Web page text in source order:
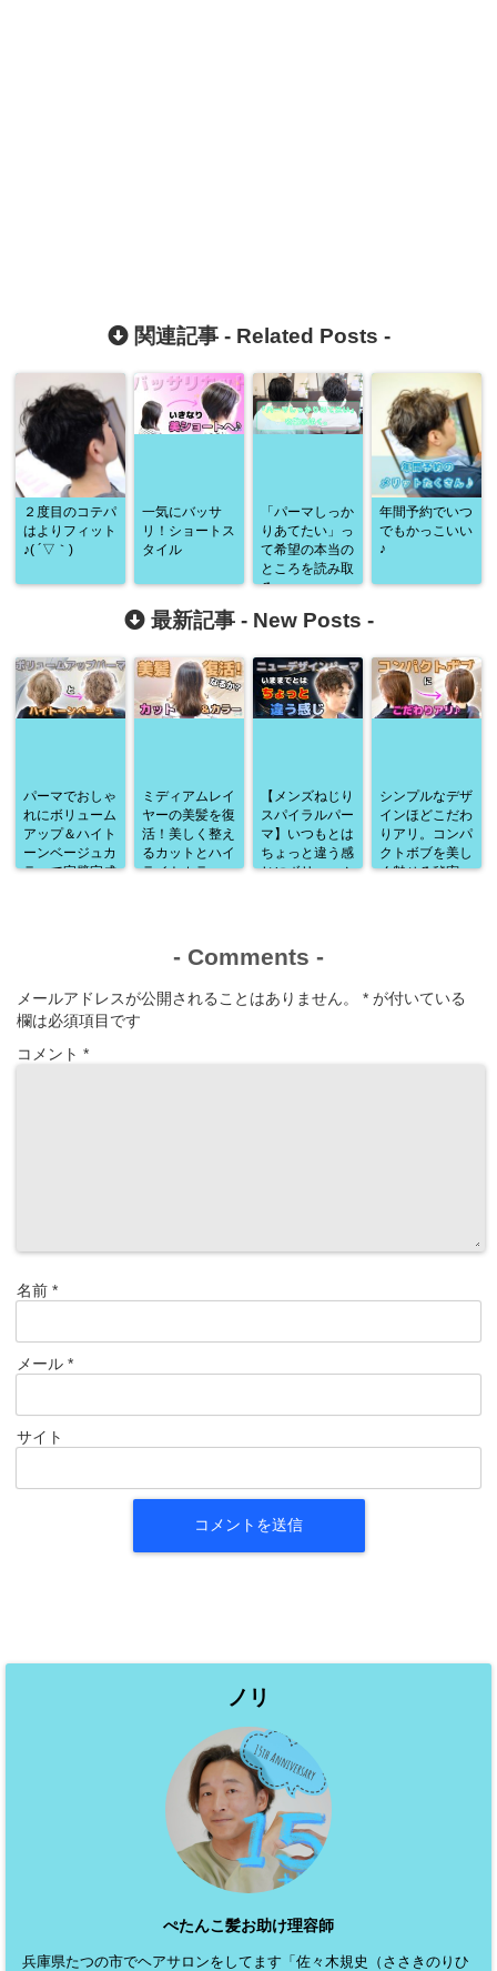
関連記事 - Related Posts -
２度目のコテパ
はよりフィット
♪( ´▽｀)
一気にバッサ
リ！ショートス
タイル
「パーマしっか
りあてたい」っ
て希望の本当の
ところを読み取
る。
年間予約でいつ
でもかっこいい
♪
最新記事 - New Posts -
パーマでおしゃ
れにボリューム
アップ＆ハイト
ーンベージュカ
ラーで完璧完成
ミディアムレイ
ヤーの美髪を復
活！美しく整え
るカットとハイ
ライトカラー
【メンズねじり
スパイラルパー
マ】いつもとは
ちょっと違う感
じにボリューム
シンプルなデザ
インほどこだわ
りアリ。コンパ
クトボブを美し
く魅せる秘密
- Comments -
メールアドレスが公開されることはありません。 * が付いている
欄は必須項目です
コメント *
名前 *
メール *
サイト
ノリ
ぺたんこ髪お助け理容師
兵庫県たつの市でヘアサロンをしてます「佐々木規史（ささきのりひ